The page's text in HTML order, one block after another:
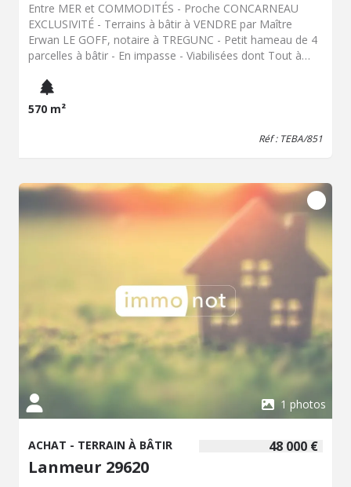
Entre MER et COMMODITÉS - Proche CONCARNEAU
EXCLUSIVITÉ - Terrains à bâtir à VENDRE par Maître
Erwan LE GOFF, notaire à TREGUNC - Petit hameau de 4
parcelles à bâtir - En impasse - Viabilisées dont Tout à
disponibles : 570 m2 et 583 m2
570 m²
Réf : TEBA/851
1 photos
48 000 €
ACHAT - TERRAIN À BÂTIR
Lanmeur 29620